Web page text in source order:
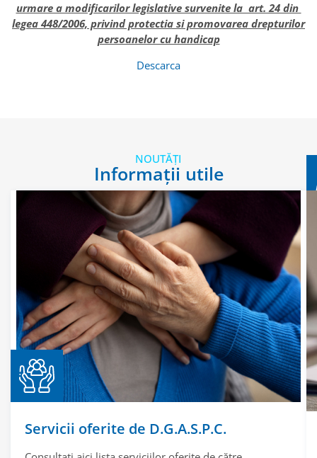
urmare a modificarilor legislative survenite la art. 24 din
legea 448/2006, privind protectia si promovarea drepturilor
persoanelor cu handicap
Descarca
NOUTĂȚI
Informații utile
Servicii oferite de D.G.A.S.P.C.